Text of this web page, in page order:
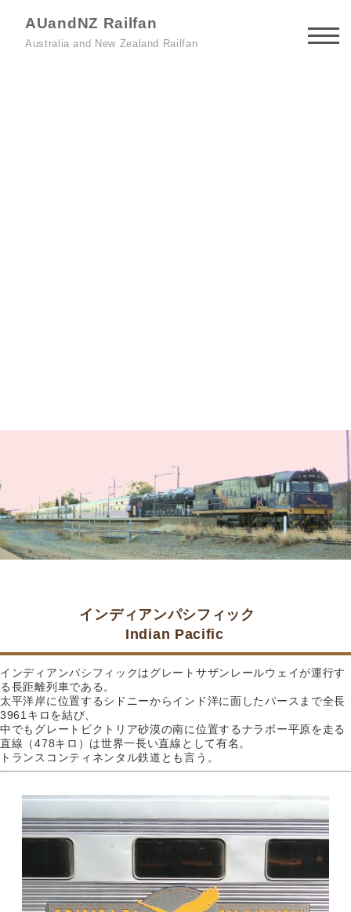
AUandNZ Railfan
Australia and New Zealand Railfan
インディアンパシフィック
Indian Pacific
インディアンパシフィックはグレートサザンレールウェイが運行す
る長距離列車である。
太平洋岸に位置するシドニーからインド洋に面したパースまで全長
3961キロを結び、
中でもグレートビクトリア砂漠の南に位置するナラボー平原を走る
直線（478キロ）は世界一長い直線として有名。
トランスコンティネンタル鉄道とも言う。